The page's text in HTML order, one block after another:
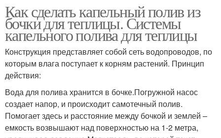
Как сделать капельный полив из
бочки для теплицы. Системы
капельного полива для теплицы
Конструкция представляет собой сеть водопроводов, по
которым влага поступает к корням растений. Принцип
действия:
Вода для полива хранится в бочке.Погружной насос
создает напор, и происходит самотечный полив.
Помогает здесь и расстояние между бочкой и землей –
емкость возвышают над поверхностью на 1-2 метра,